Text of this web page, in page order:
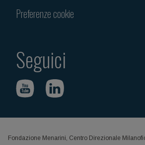
Preferenze cookie
Seguici
Fondazione Menarini, Centro Direzionale